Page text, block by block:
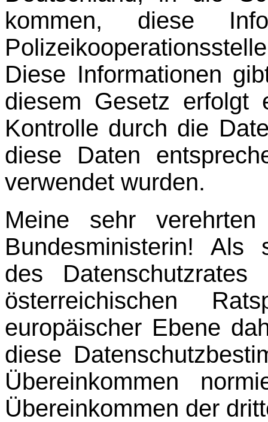
kommen, diese
Diese Informationen
diesem Gesetz erfolgt
Kontrolle durch die
diese Daten
verwendet wurden.
Meine sehr
Bundesministerin! Als
des
österreichischen
europäischer Ebene
diese
Übereinkommen
Übereinkommen der